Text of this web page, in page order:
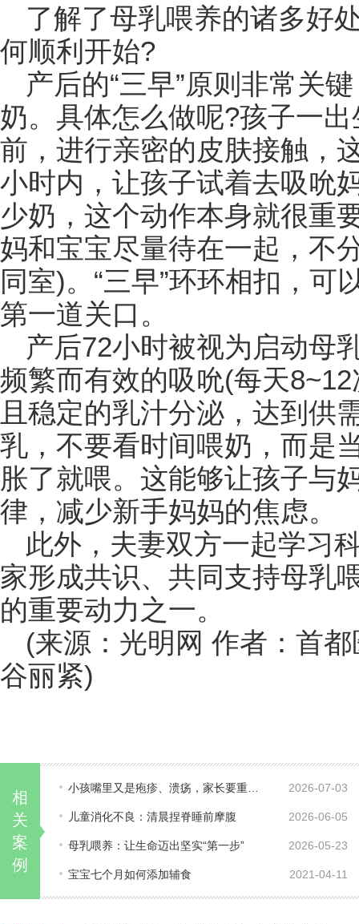
了解了母乳喂养的诸多好
何顺利开始?
产后的“三早”原则非常关
奶。具体怎么做呢?孩子一
前，进行亲密的皮肤接触，
小时内，让孩子试着去吸吮
少奶，这个动作本身就很重
妈和宝宝尽量待在一起，不
同室)。“三早”环环相扣，可
第一道关口。
产后72小时被视为启动母
频繁而有效的吸吮(每天
且稳定的乳汁分泌，达到供
乳，不要看时间喂奶，而是
胀了就喂。这能够让孩子与
律，减少新手妈妈的焦虑。
此外，夫妻双方一起学习
家形成共识、共同支持母乳
的重要动力之一。
(来源：光明网 作者：首
谷丽紧)
相
关
案
例
2026-07-03
儿童消化不良：清晨捏脊睡前摩腹 2026-06-05
母乳喂养：让生命迈出坚实“第一步” 2026-05-23
宝宝七个月如何添加辅食 2021-04-11